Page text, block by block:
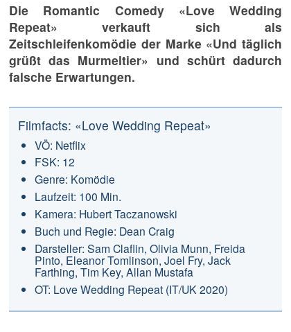
Die Romantic Comedy «Love Wedding
Repeat» verkauft sich als
Zeitschleifenkomödie der Marke «Und täglich
grüßt das Murmeltier» und schürt dadurch
falsche Erwartungen.
Filmfacts: «Love Wedding Repeat»
VÖ: Netflix
FSK: 12
Genre: Komödie
Laufzeit: 100 Min.
Kamera: Hubert Taczanowski
Buch und Regie: Dean Craig
Darsteller: Sam Claflin, Olivia Munn, Freida
Pinto, Eleanor Tomlinson, Joel Fry, Jack
Farthing, Tim Key, Allan Mustafa
OT: Love Wedding Repeat (IT/UK 2020)